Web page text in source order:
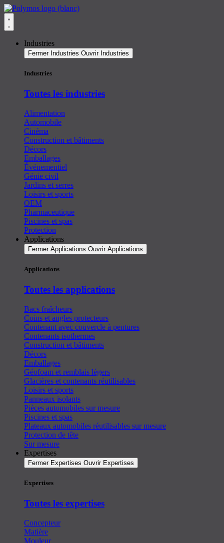
Aller
au
contenu
Industries
Fermer Industries Ouvrir Industries
Industries
Toutes les industries
Alimentation
Automobile
Cinéma
Construction et bâtiments
Décors
Emballages
Événementiel
Génie civil
Jardins et serres
Loisirs et sports
OEM
Pharmaceutique
Piscines et spas
Protection
Applications
Fermer Applications Ouvrir Applications
Applications
Toutes les applications
Bacs fraîcheurs
Coins et angles protecteurs
Contenant avec couvercle à pentures
Contenants isothermes
Construction et bâtiments
Décors
Emballages
Géofoam et remblais légers
Glacières et contenants réutilisables
Loisirs et sports
Panneaux isolants
Pièces automobiles sur mesure
Piscines et spas
Plateaux automobiles réutilisables sur mesure
Protection de tête
Sur mesure
Expertises
Fermer Expertises Ouvrir Expertises
Expertises
Toutes les expertises
Concepteur
Matière
Mouleur